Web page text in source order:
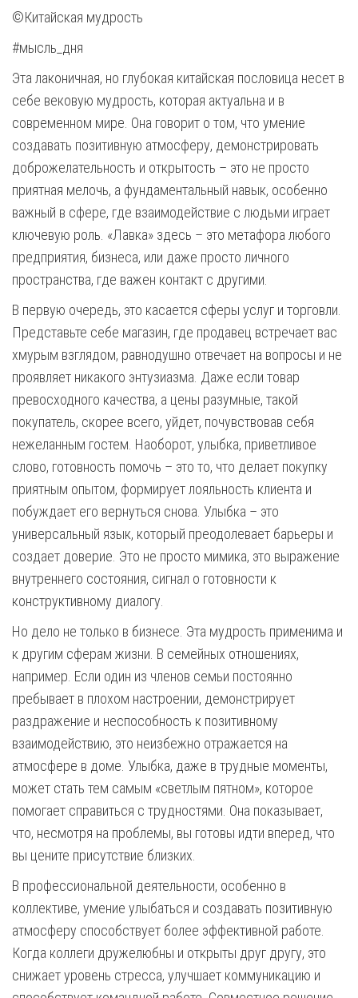
©Китайская мудрость
#мысль_дня
Эта лаконичная, но глубокая китайская пословица несет в
себе вековую мудрость, которая актуальна и в
современном мире. Она говорит о том, что умение
создавать позитивную атмосферу, демонстрировать
доброжелательность и открытость – это не просто
приятная мелочь, а фундаментальный навык, особенно
важный в сфере, где взаимодействие с людьми играет
ключевую роль. «Лавка» здесь – это метафора любого
предприятия, бизнеса, или даже просто личного
пространства, где важен контакт с другими.
В первую очередь, это касается сферы услуг и торговли.
Представьте себе магазин, где продавец встречает вас
хмурым взглядом, равнодушно отвечает на вопросы и не
проявляет никакого энтузиазма. Даже если товар
превосходного качества, а цены разумные, такой
покупатель, скорее всего, уйдет, почувствовав себя
нежеланным гостем. Наоборот, улыбка, приветливое
слово, готовность помочь – это то, что делает покупку
приятным опытом, формирует лояльность клиента и
побуждает его вернуться снова. Улыбка – это
универсальный язык, который преодолевает барьеры и
создает доверие. Это не просто мимика, это выражение
внутреннего состояния, сигнал о готовности к
конструктивному диалогу.
Но дело не только в бизнесе. Эта мудрость применима и
к другим сферам жизни. В семейных отношениях,
например. Если один из членов семьи постоянно
пребывает в плохом настроении, демонстрирует
раздражение и неспособность к позитивному
взаимодействию, это неизбежно отражается на
атмосфере в доме. Улыбка, даже в трудные моменты,
может стать тем самым «светлым пятном», которое
помогает справиться с трудностями. Она показывает,
что, несмотря на проблемы, вы готовы идти вперед, что
вы цените присутствие близких.
В профессиональной деятельности, особенно в
коллективе, умение улыбаться и создавать позитивную
атмосферу способствует более эффективной работе.
Когда коллеги дружелюбны и открыты друг другу, это
снижает уровень стресса, улучшает коммуникацию и